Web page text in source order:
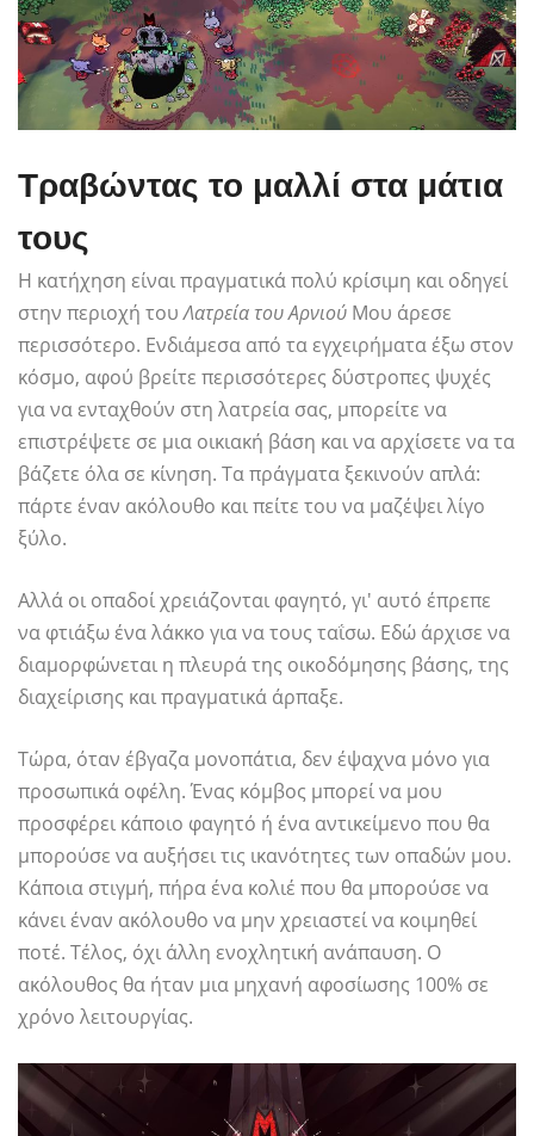
Τραβώντας το μαλλί στα μάτια
τους
Η κατήχηση είναι πραγματικά πολύ κρίσιμη και οδηγεί
στην περιοχή τουΛατρεία του Αρνιού Μου άρεσε
περισσότερο. Ενδιάμεσα από τα εγχειρήματα έξω στον
κόσμο, αφού βρείτε περισσότερες δύστροπες ψυχές
για να ενταχθούν στη λατρεία σας, μπορείτε να
επιστρέψετε σε μια οικιακή βάση και να αρχίσετε να τα
βάζετε όλα σε κίνηση. Τα πράγματα ξεκινούν απλά:
πάρτε έναν ακόλουθο και πείτε του να μαζέψει λίγο
ξύλο.
Αλλά οι οπαδοί χρειάζονται φαγητό, γι' αυτό έπρεπε
να φτιάξω ένα λάκκο για να τους ταΐσω. Εδώ άρχισε να
διαμορφώνεται η πλευρά της οικοδόμησης βάσης, της
διαχείρισης και πραγματικά άρπαξε.
Τώρα, όταν έβγαζα μονοπάτια, δεν έψαχνα μόνο για
προσωπικά οφέλη. Ένας κόμβος μπορεί να μου
προσφέρει κάποιο φαγητό ή ένα αντικείμενο που θα
μπορούσε να αυξήσει τις ικανότητες των οπαδών μου.
Κάποια στιγμή, πήρα ένα κολιέ που θα μπορούσε να
κάνει έναν ακόλουθο να μην χρειαστεί να κοιμηθεί
ποτέ. Τέλος, όχι άλλη ενοχλητική ανάπαυση. Ο
ακόλουθος θα ήταν μια μηχανή αφοσίωσης 100% σε
χρόνο λειτουργίας.